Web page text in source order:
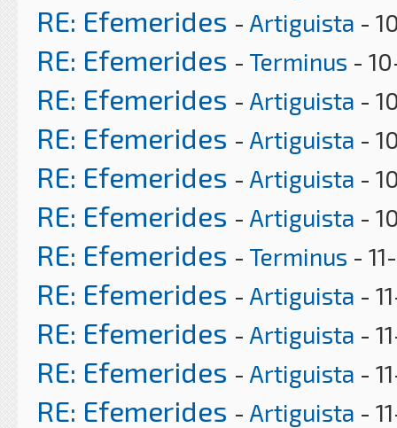
RE: Efemerides - Artiguista -
RE: Efemerides - Terminus -
RE: Efemerides - Artiguista -
RE: Efemerides - Artiguista -
RE: Efemerides - Artiguista -
RE: Efemerides - Artiguista -
RE: Efemerides - Terminus -
RE: Efemerides - Artiguista -
RE: Efemerides - Artiguista -
RE: Efemerides - Artiguista -
RE: Efemerides - Artiguista -